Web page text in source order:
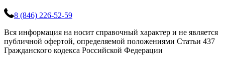
8 (846) 226-52-59
Вся информация на носит справочный характер и не является
публичной офертой, определяемой положениями Статьи 437
Гражданского кодекса Российской Федерации